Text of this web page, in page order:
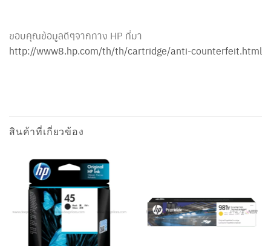
ขอบคุณข้อมูลดีๆจากทาง HP ที่มา
http://www8.hp.com/th/th/cartridge/anti-counterfeit.html
สินค้าที่เกี่ยวข้อง